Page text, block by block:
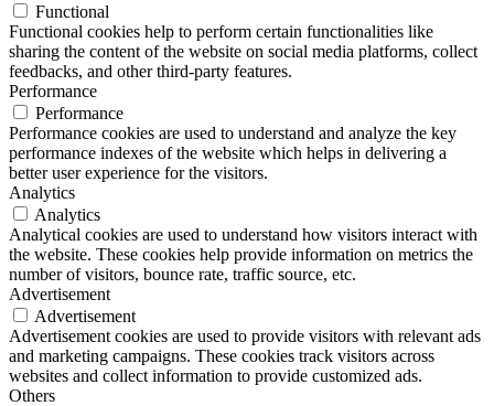
Functional
Functional cookies help to perform certain functionalities like
sharing the content of the website on social media platforms, collect
feedbacks, and other third-party features.
Performance
Performance
Performance cookies are used to understand and analyze the key
performance indexes of the website which helps in delivering a
better user experience for the visitors.
Analytics
Analytics
Analytical cookies are used to understand how visitors interact with
the website. These cookies help provide information on metrics the
number of visitors, bounce rate, traffic source, etc.
Advertisement
Advertisement
Advertisement cookies are used to provide visitors with relevant ads
and marketing campaigns. These cookies track visitors across
websites and collect information to provide customized ads.
Others